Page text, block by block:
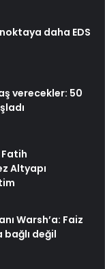
daha EDS
verecekler: 50
Fatih
Altyapı
Warsh’a: Faiz
değil